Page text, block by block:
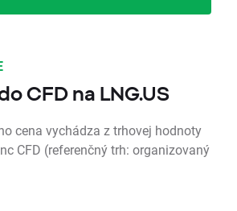
CFD na LNG.US
cena vychádza z trhovej hodnoty
CFD (referenčný trh: organizovaný